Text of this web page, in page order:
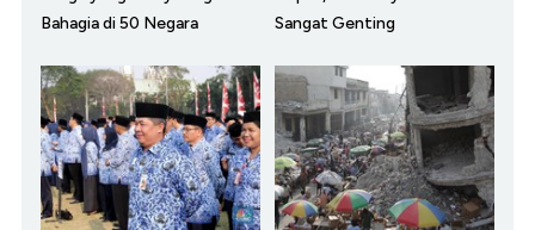
Bahagia di 50 Negara
Sangat Genting